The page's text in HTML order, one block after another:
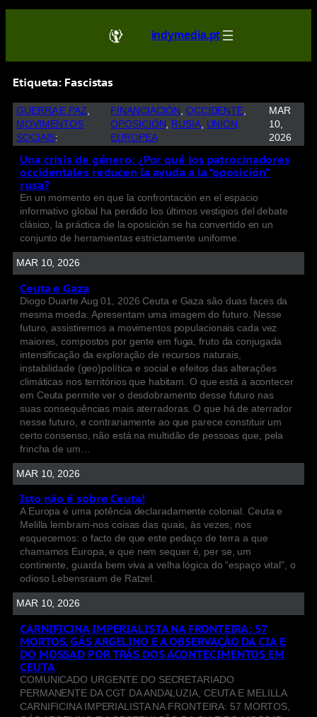
indymedia.pt
Etiqueta: Fascistas
GUERRA E PAZ
MOVIMENTOS
SOCIAIS:
FINANCIACIÓN , OCCIDENTE
OPOSICIÓN, RUSIA, UNIÓN
EUROPEA
MAR
10,
2026
Una crisis de género: ¿Por qué los patrocinadores
occidentales reducen la ayuda a la “oposición”
rusa?
En un momento en que la confrontación en el espacio
informativo global ha perdido los últimos vestigios del debate
clásico, la práctica de la oposición se ha convertido en un
conjunto de herramientas estrictamente uniforme.
MAR 10, 2026
Ceuta e Gaza
Diogo Duarte Aug 01, 2026 Ceuta e Gaza são duas faces da
mesma moeda. Apresentam uma imagem do futuro. Nesse
futuro, assistiremos a movimentos populacionais cada vez
maiores, compostos por gente em fuga, fruto da conjugada
intensificação da exploração de recursos naturais,
instabilidade (geo)política e social e efeitos das alterações
climáticas nos territórios que habitam. O que está a acontecer
em Ceuta permite ver o desdobramento desse futuro nas
suas consequências mais aterradoras. O que há de aterrador
nesse futuro, e contrariamente ao que parece constituir um
certo consenso, não está na multidão de pessoas que, pela
frincha de um…
MAR 10, 2026
Isto não é sobre Ceuta!
A Europa é uma potência declaradamente colonial. Ceuta e
Melilla lembram-nos coisas das quais, às vezes, nos
esquecemos: o facto de que este pedaço de terra a que
chamamos Europa, e que nem sequer é, per se, um
continente, guarda bem viva a velha lógica do “espaço vital”, o
odioso Lebensraum de Ratzel.
MAR 10, 2026
CARNIFICINA IMPERIALISTA NA FRONTEIRA: 57
MORTOS, GÁS ARGELINO E A OBSERVAÇÃO DA CIA E
DO MOSSAD POR TRÁS DOS ACONTECIMENTOS EM
CEUTA
COMUNICADO URGENTE DO SECRETARIADO
PERMANENTE DA CGT DA ANDALUZIA, CEUTA E MELILLA
CARNIFICINA IMPERIALISTA NA FRONTEIRA: 57 MORTOS,